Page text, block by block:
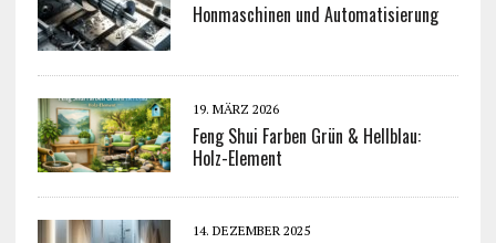
Honmaschinen und Automatisierung
19. MÄRZ 2026
Feng Shui Farben Grün & Hellblau:
Holz-Element
14. DEZEMBER 2025